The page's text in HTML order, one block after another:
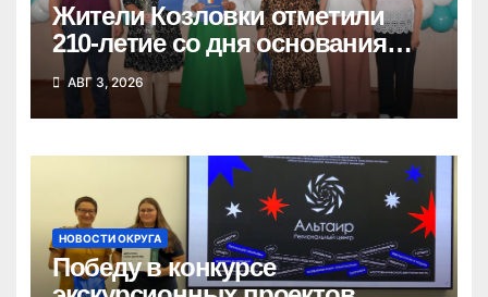
Жители Козловки отметили
210-летие со дня основания
села
АВГ 3, 2026
НОВОСТИ ОКРУГА
Победу в конкурсе